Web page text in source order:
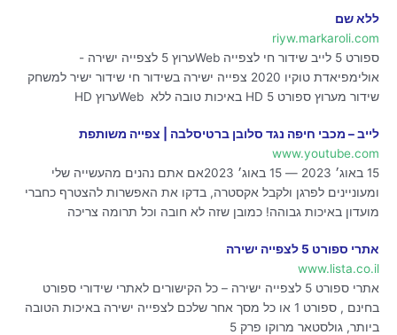
ללא שם
riyw.markaroli.com
ספורט 5 לייב שידור חי לצפייה Webערוץ 5 לצפייה ישירה -
אולימפיאדת טוקיו 2020 צפייה ישירה בשידור חי שידור ישיר למשחק
שידור מערוץ ספורט 5 HD באיכות טובה ללא Webערוץ HD
לייב – מכבי חיפה נגד סלובן ברטיסלבה | צפייה משותפת
www.youtube.com
15 באוג׳ 2023 — 15 באוג׳ 2023אם אתם נהנים מהעשייה שלי
ומעוניינים לפרגן ולקבל אקסטרה, בדקו את האפשרות להצטרף כחברי
מועדון באיכות גבוהה! כמובן שזה לא חובה וכל תרומה צריכה
אתרי ספורט 5 לצפייה ישירה
www.lista.co.il
אתרי ספורט 5 לצפייה ישירה – כל הקישורים לאתרי שידורי ספורט
בחינם , ספורט 1 או כל מסך אחר שלכם לצפייה ישירה באיכות הטובה
ביותר, גולסטאר מרוקו פרק 5